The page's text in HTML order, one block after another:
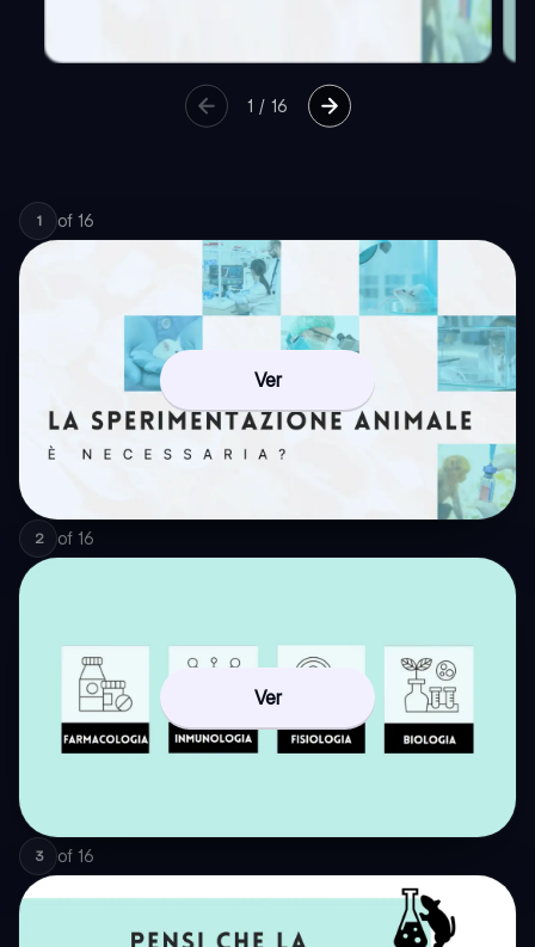
1 / 16
1 of 16
Ver
2 of 16
Ver
3 of 16